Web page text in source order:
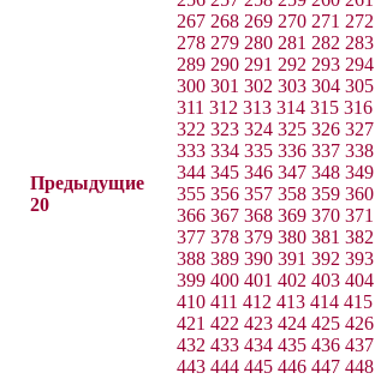
Предыдущие
20
267 268 269 270 271 272
278 279 280 281 282 283
289 290 291 292 293 294
300 301 302 303 304 305
311 312 313 314 315 316
322 323 324 325 326 327
333 334 335 336 337 338
344 345 346 347 348 349
355 356 357 358 359 360
366 367 368 369 370 371
377 378 379 380 381 382
388 389 390 391 392 393
399 400 401 402 403 404
410 411 412 413 414 415
421 422 423 424 425 426
432 433 434 435 436 437
443 444 445 446 447 448